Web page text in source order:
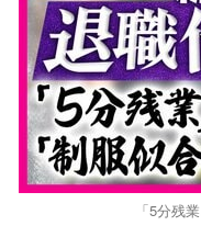
「5分残